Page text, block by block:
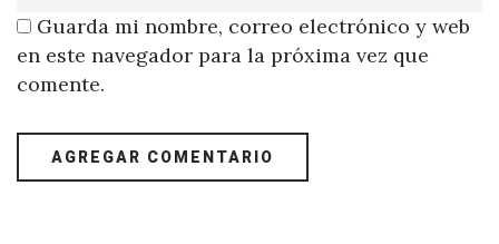
Guarda mi nombre, correo electrónico y web
en este navegador para la próxima vez que
comente.